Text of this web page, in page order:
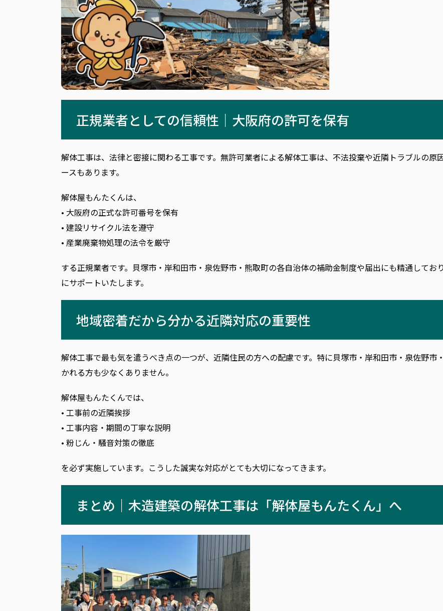
正規業者としての信頼性｜大阪府の許可を保有
解体工事は、法律と密接に関わる工事です。無許可業者による解体工事は、不法投棄や近隣トラブルの原
ースもあります。
解体屋もんたくんは、
• 大阪府の正式な許可番号を保有
• 建設リサイクル法を遵守
• 産業廃棄物処理の法令を厳守
する正規業者です。貝塚市・岸和田市・泉佐野市・熊取町の各自治体の補助金制度や届出にも精通してお
にサポートいたします。
地域密着だから分かる近隣対応の重要性
解体工事で最も気を遣うべき点の一つが、近隣住民の方への配慮です。特に貝塚市・岸和田市・泉佐野
かれる方も少なくありません。
解体屋もんたくんでは、
• 工事前の近隣挨拶
• 工事内容・期間の丁寧な説明
• 粉じん・騒音対策の徹底
を必ず実施しています。こうした誠実な対応がとても大切になってきます。
まとめ｜木造建築の解体工事は「解体屋もんたくん」へ